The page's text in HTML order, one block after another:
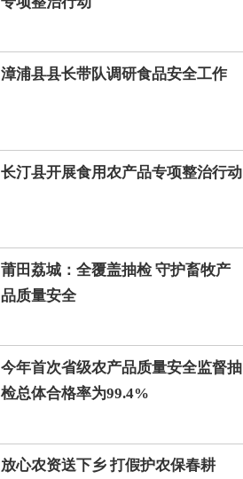
漳浦县县长带队调研食品安全工作
长汀县开展食用农产品专项整治行动
莆田荔城：全覆盖抽检 守护畜牧产
品质量安全
今年首次省级农产品质量安全监督抽
检总体合格率为99.4%
放心农资送下乡 打假护农保春耕